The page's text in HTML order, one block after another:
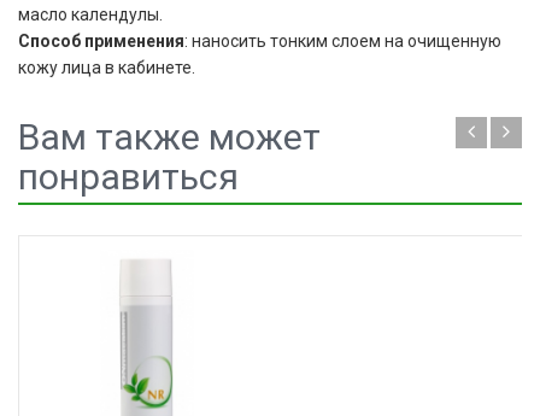
масло календулы.
Способ применения: наносить тонким слоем на очищенную
кожу лица в кабинете.
Вам также может
понравиться